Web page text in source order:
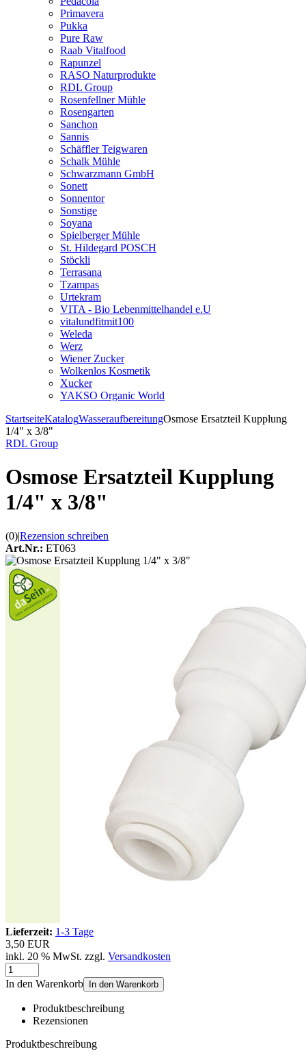
Primavera
Pukka
Pure Raw
Raab Vitalfood
Rapunzel
RASO Naturprodukte
RDL Group
Rosenfellner Mühle
Rosengarten
Sanchon
Sannis
Schäffler Teigwaren
Schalk Mühle
Schwarzmann GmbH
Sonett
Sonnentor
Sonstige
Soyana
Spielberger Mühle
St. Hildegard POSCH
Stöckli
Terrasana
Tzampas
Urtekram
VITA - Bio Lebenmittelhandel e.U
vitalundfitmit100
Weleda
Werz
Wiener Zucker
Wolkenlos Kosmetik
Xucker
YAKSO Organic World
StartseiteKatalogWasseraufbereitungOsmose Ersatzteil Kupplung
1/4" x 3/8"
RDL Group
Osmose Ersatzteil Kupplung
1/4" x 3/8"
(0)|Rezension schreiben
Art.Nr.: ET063
Lieferzeit: 1-3 Tage
3,50 EUR
inkl. 20 % MwSt. zzgl. Versandkosten
In den Warenkorb In den Warenkorb
Produktbeschreibung
Rezensionen
Produktbeschreibung